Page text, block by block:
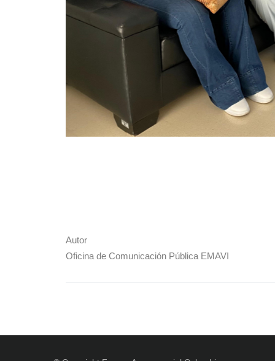
Autor
Oficina de Comunicación Pública EMAVI